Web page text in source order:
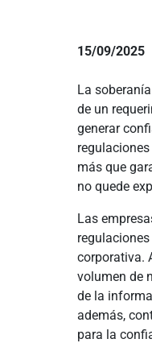
15/09/2025
La
de un
generar
más que
no quede
Las
corporativa.
volumen de
de la
además,
para la